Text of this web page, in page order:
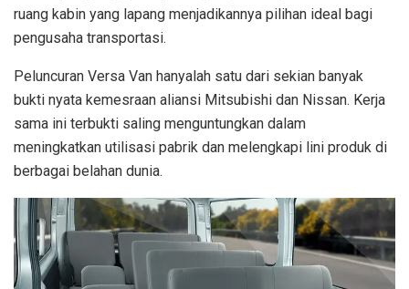
ruang kabin yang lapang menjadikannya pilihan ideal bagi
pengusaha transportasi.
Peluncuran Versa Van hanyalah satu dari sekian banyak
bukti nyata kemesraan aliansi Mitsubishi dan Nissan. Kerja
sama ini terbukti saling menguntungkan dalam
meningkatkan utilisasi pabrik dan melengkapi lini produk di
berbagai belahan dunia.